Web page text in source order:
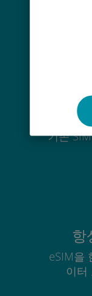
기존
항
eSIM을
이터